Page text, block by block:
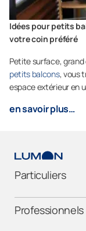
Idées pour petits
votre coin préféré
Petite surface,
petits balcons, vous
espace extérieur en
en savoir plus…
Particuliers
Professionnels